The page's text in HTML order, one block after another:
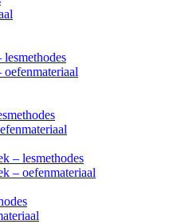
– lesmethodes
– oefenmateriaal